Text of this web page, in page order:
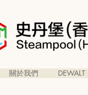
關於我們 DEWALT